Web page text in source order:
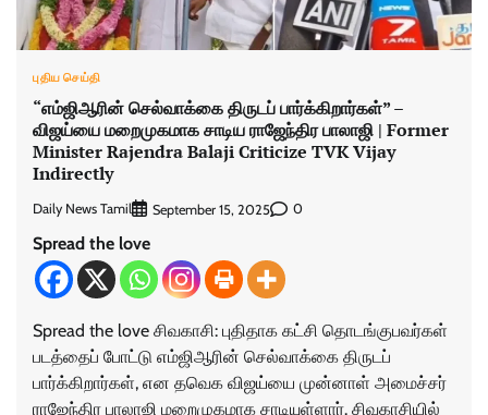
புதிய செய்தி
“எம்ஜிஆரின் செல்வாக்கை திருடப் பார்க்கிறார்கள்” –
விஜய்யை மறைமுகமாக சாடிய ராஜேந்திர பாலாஜி | Former
Minister Rajendra Balaji Criticize TVK Vijay
Indirectly
Daily News Tamil September 15, 2025 0
Spread the love
Spread the love சிவகாசி: புதிதாக கட்சி தொடங்குபவர்கள்
படத்தைப் போட்டு எம்ஜிஆரின் செல்வாக்கை திருடப்
பார்க்கிறார்கள், என தவெக விஜய்யை முன்னாள் அமைச்சர்
ராஜேந்திர பாலாஜி மறைமுகமாக சாடியுள்ளார். சிவகாசியில்